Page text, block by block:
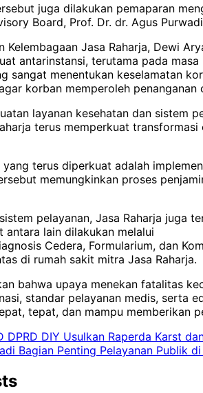
juga dilakukan pemaparan
Board, Prof. Dr. dr. Agus
Kelembagaan Jasa Raharja, Dewi
antarinstansi, terutama pada masa
sangat menentukan keselamatan
korban memperoleh
layanan kesehatan dan sistem
terus memperkuat
yang terus diperkuat adalah
memungkinkan proses
pelayanan, Jasa Raharja juga
antara lain dilakukan melalui
Cedera, Formularium, dan
di rumah sakit mitra Jasa Raharja.
bahwa upaya menekan fatalitas
standar pelayanan medis, serta
tepat, dan mampu memberikan
DPRD DIY Usulkan Raperda Karst
Bagian Penting Pelayanan Publik